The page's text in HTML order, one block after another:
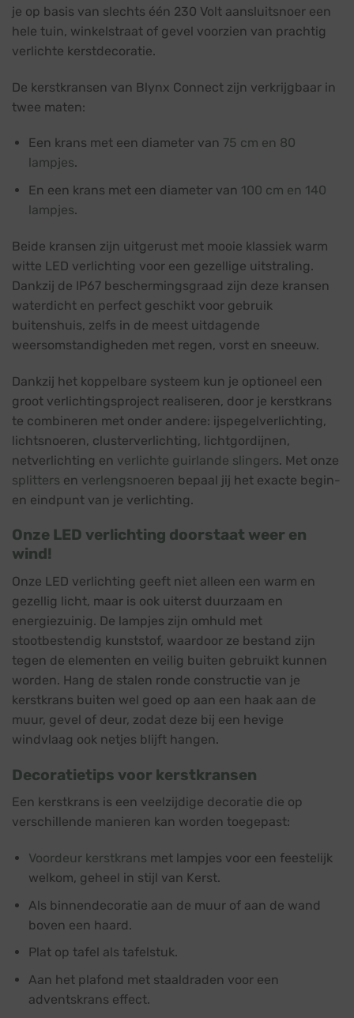
je op basis van slechts één 230 Volt aansluitsnoer een
hele tuin, winkelstraat of gevel voorzien van prachtig
verlichte kerstdecoratie.
De kerstkransen van Blynx Connect zijn verkrijgbaar in
twee maten:
Een krans met een diameter van 75 cm en 80
lampjes.
En een krans met een diameter van 100 cm en 140
lampjes.
Beide kransen zijn uitgerust met mooie klassiek warm
witte LED verlichting voor een gezellige uitstraling.
Dankzij de IP67 beschermingsgraad zijn deze kransen
waterdicht en perfect geschikt voor gebruik
buitenshuis, zelfs in de meest uitdagende
weersomstandigheden met regen, vorst en sneeuw.
Dankzij het koppelbare systeem kun je optioneel een
groot verlichtingsproject realiseren, door je kerstkrans
te combineren met onder andere: ijspegelverlichting,
lichtsnoeren, clusterverlichting, lichtgordijnen,
netverlichting en verlichte guirlande slingers. Met onze
splitters en verlengsnoeren bepaal jij het exacte begin-
en eindpunt van je verlichting.
Onze LED verlichting doorstaat weer en
wind!
Onze LED verlichting geeft niet alleen een warm en
gezellig licht, maar is ook uiterst duurzaam en
energiezuinig. De lampjes zijn omhuld met
stootbestendig kunststof, waardoor ze bestand zijn
tegen de elementen en veilig buiten gebruikt kunnen
worden. Hang de stalen ronde constructie van je
kerstkrans buiten wel goed op aan een haak aan de
muur, gevel of deur, zodat deze bij een hevige
windvlaag ook netjes blijft hangen.
Decoratietips voor kerstkransen
Een kerstkrans is een veelzijdige decoratie die op
verschillende manieren kan worden toegepast:
Voordeur kerstkrans met lampjes voor een feestelijk
welkom, geheel in stijl van Kerst.
Als binnendecoratie aan de muur of aan de wand
boven een haard.
Plat op tafel als tafelstuk.
Aan het plafond met staaldraden voor een
adventskrans effect.